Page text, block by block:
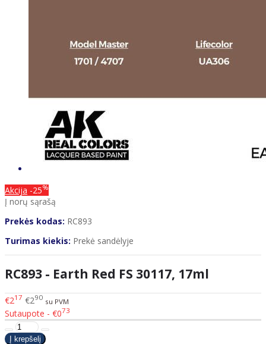
Akcija -25%
Į norų sąrašą
Prekės kodas: RC893
Turimas kiekis: Prekė sandėlyje
RC893 - Earth Red FS 30117, 17ml
€217 €290 su PVM
Sutaupote - €073